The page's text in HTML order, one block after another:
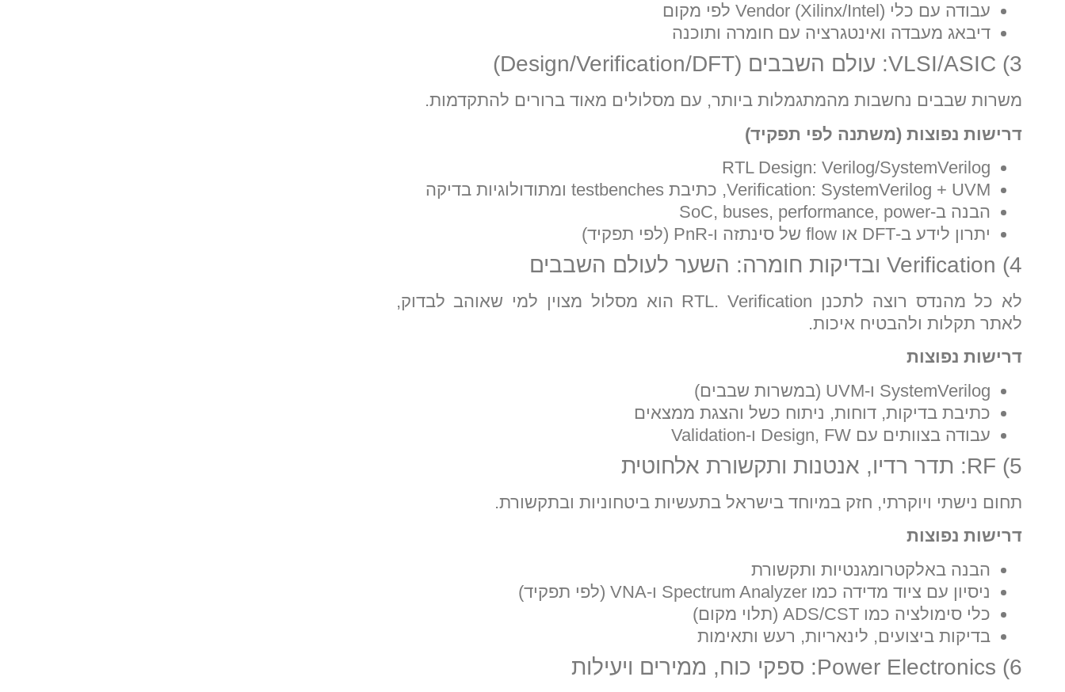
עבודה עם כלי Vendor (Xilinx/Intel) לפי מקום
דיבאג מעבדה ואינטגרציה עם חומרה ותוכנה
3) VLSI/ASIC: עולם השבבים (Design/Verification/DFT)
משרות שבבים נחשבות מהמתגמלות ביותר, עם מסלולים מאוד ברורים להתקדמות.
דרישות נפוצות (משתנה לפי תפקיד)
RTL Design: Verilog/SystemVerilog
Verification: SystemVerilog + UVM, כתיבת testbenches ומתודולוגיות בדיקה
הבנה ב-SoC, buses, performance, power
יתרון לידע ב-DFT או flow של סינתזה ו-PnR (לפי תפקיד)
4) Verification ובדיקות חומרה: השער לעולם השבבים
לא כל מהנדס רוצה לתכנן RTL. Verification הוא מסלול מצוין למי שאוהב לבדוק,
לאתר תקלות ולהבטיח איכות.
דרישות נפוצות
SystemVerilog ו-UVM (במשרות שבבים)
כתיבת בדיקות, דוחות, ניתוח כשל והצגת ממצאים
עבודה בצוותים עם Design, FW ו-Validation
5) RF: תדר רדיו, אנטנות ותקשורת אלחוטית
תחום נישתי ויוקרתי, חזק במיוחד בישראל בתעשיות ביטחוניות ובתקשורת.
דרישות נפוצות
הבנה באלקטרומגנטיות ותקשורת
ניסיון עם ציוד מדידה כמו Spectrum Analyzer ו-VNA (לפי תפקיד)
כלי סימולציה כמו ADS/CST (תלוי מקום)
בדיקות ביצועים, לינאריות, רעש ותאימות
6) Power Electronics: ספקי כוח, ממירים ויעילות